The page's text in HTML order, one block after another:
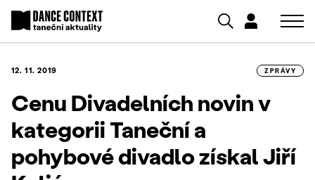
12. 11. 2019 ZPRÁVY
Cenu Divadelních novin v
kategorii Taneční a
pohybové divadlo získal Jiří